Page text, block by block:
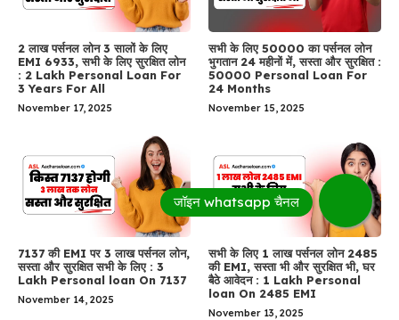
2 लाख पर्सनल लोन 3 सालों के लिए
EMI 6933, सभी के लिए सुरक्षित लोन
: 2 Lakh Personal Loan For
3 Years For All
November 17, 2025
सभी के लिए 50000 का पर्सनल लोन
भुगतान 24 महीनों में, सस्ता और सुरक्षित :
50000 Personal Loan For
24 Months
November 15, 2025
7137 की EMI पर 3 लाख पर्सनल लोन,
सस्ता और सुरक्षित सभी के लिए : 3
Lakh Personal loan On 7137
November 14, 2025
सभी के लिए 1 लाख पर्सनल लोन 2485
की EMI, सस्ता भी और सुरक्षित भी, घर
बैठे आवेदन : 1 Lakh Personal
loan On 2485 EMI
November 13, 2025